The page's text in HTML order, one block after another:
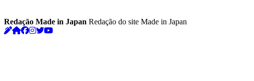
Redação Made in Japan Redação do site Made in Japan